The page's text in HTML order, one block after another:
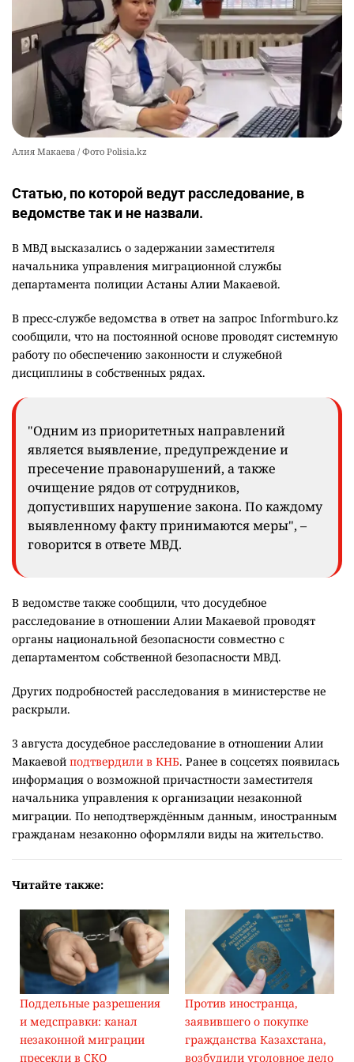
Алия Макаева / Фото Polisia.kz
Статью, по которой ведут расследование, в
ведомстве так и не назвали.
В МВД высказались о задержании заместителя
начальника управления миграционной службы
департамента полиции Астаны Алии Макаевой.
В пресс-службе ведомства в ответ на запрос Informburo.kz
сообщили, что на постоянной основе проводят системную
работу по обеспечению законности и служебной
дисциплины в собственных рядах.
"Одним из приоритетных направлений
является выявление, предупреждение и
пресечение правонарушений, а также
очищение рядов от сотрудников,
допустивших нарушение закона. По каждому
выявленному факту принимаются меры", –
говорится в ответе МВД.
В ведомстве также сообщили, что досудебное
расследование в отношении Алии Макаевой проводят
органы национальной безопасности совместно с
департаментом собственной безопасности МВД.
Других подробностей расследования в министерстве не
раскрыли.
3 августа досудебное расследование в отношении Алии
Макаевой подтвердили в КНБ. Ранее в соцсетях появилась
информация о возможной причастности заместителя
начальника управления к организации незаконной
миграции. По неподтверждённым данным, иностранным
гражданам незаконно оформляли виды на жительство.
Читайте также:
Поддельные разрешения
и медсправки: канал
незаконной миграции
пресекли в СКО
Против иностранца,
заявившего о покупке
гражданства Казахстана,
возбудили уголовное дело